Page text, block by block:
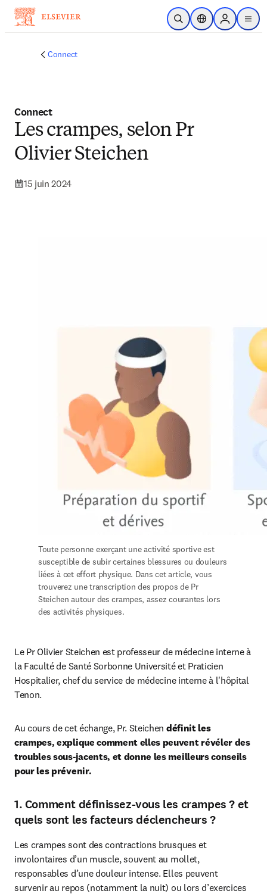
Passer au contenu principal
Ouvrir la recherche
Sélecteur de
Sign in to
menu
Connect
Connect
Les crampes, selon Pr
Olivier Steichen
15 juin 2024
Toute personne exerçant une activité sportive est
susceptible de subir certaines blessures ou douleurs
liées à cet effort physique. Dans cet article, vous
trouverez une transcription des propos de Pr
Steichen autour des crampes, assez courantes lors
des activités physiques.
Le Pr Olivier Steichen est professeur de médecine interne à
la Faculté de Santé Sorbonne Université et Praticien
Hospitalier, chef du service de médecine interne à l'hôpital
Tenon.
Au cours de cet échange, Pr. Steichen définit les
crampes, explique comment elles peuvent révéler des
troubles sous-jacents, et donne les meilleurs conseils
pour les prévenir.
1. Comment définissez-vous les crampes ? et
quels sont les facteurs déclencheurs ?
Les crampes sont des contractions brusques et
involontaires d’un muscle, souvent au mollet,
responsables d’une douleur intense. Elles peuvent
survenir au repos (notamment la nuit) ou lors d’exercices